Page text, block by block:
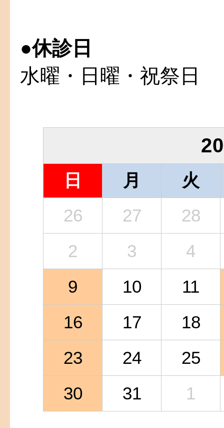
●休診日
水曜・日曜・祝祭日
日 月
火
26
27
28
2
3
4
9
10
11
16
17
18
23
24
25
30
31 1